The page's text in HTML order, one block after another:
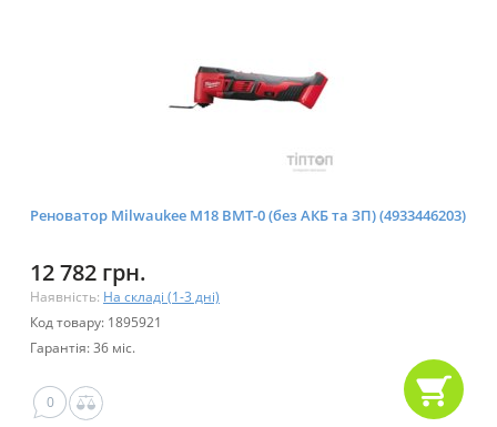
Реноватор Milwaukee M18 BMT-0 (без АКБ та ЗП) (4933446203)
12 782 грн.
Наявність: На складі (1-3 дні)
Код товару: 1895921
Гарантія: 36 міс.
0